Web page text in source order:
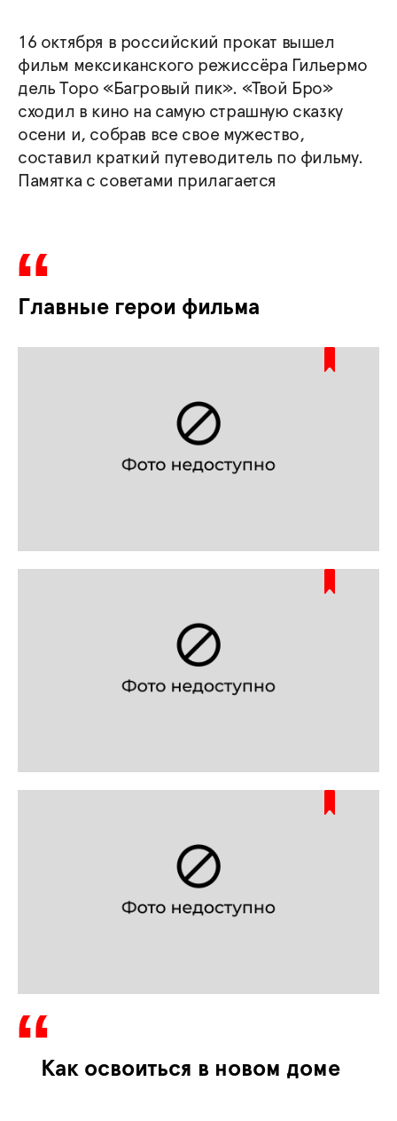
16 октября в российский прокат вышел
фильм мексиканского режиссёра Гильермо
дель Торо «Багровый пик». «Твой Бро»
сходил в кино на самую страшную сказку
осени и, собрав все свое мужество,
составил краткий путеводитель по фильму.
Памятка с советами прилагается
Главные герои фильма
Как освоиться в новом доме